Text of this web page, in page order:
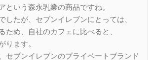
という森永乳業の商品ですね。
したが、セブンイレブンにとっては、
ため、自社のカフェに比べると、
ります。
セブンイレブンのプライベートブランド